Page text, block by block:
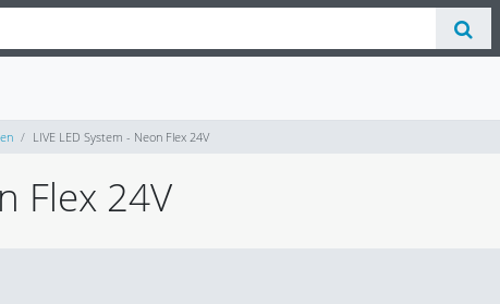
LIVE LED System - Neon Flex 24V
Flex 24V